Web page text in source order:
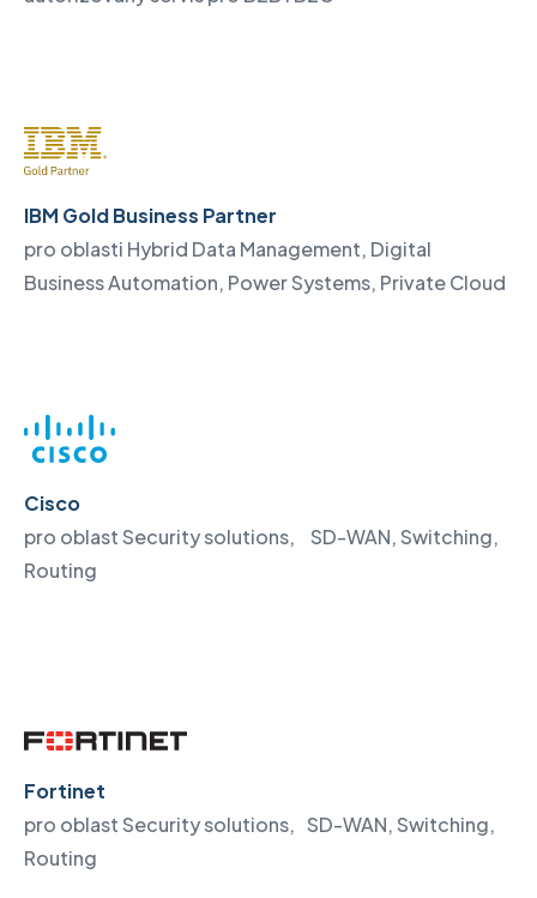
IBM Gold Business Partner
pro oblasti Hybrid Data Management, Digital
Business Automation, Power Systems, Private Cloud
Cisco
pro oblast Security solutions, SD-WAN, Switching,
Routing
Fortinet
pro oblast Security solutions, SD-WAN, Switching,
Routing